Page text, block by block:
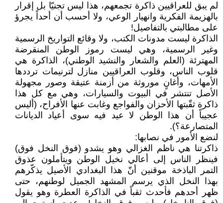
لم يبق للعراقيين ذاكرة تجمعهم، هذا ليس تجنيّا بل إقرار
بالهزيمة الفكرية وانهيار الوعي، ولا أحسب أن أحداً يجرؤ
على مطالبتي بالتفاصيل!
الذاكرة ليست مدونات الكتب، ولا وقائع التواريخ الرسمية
وغير الرسمية، وهي ليست رموز الوطن المنقرضة
المهترئة (العلم والشعار والنشيد الوطني)، الذاكرة هي
قلوب الناس، وقلوب العراقيين منازل لترنيمات ترددها
الأمهات، وأغانٍ موروثة من أزمنة عتيقة وصور مجهولة
الأصل تنتشر في البيوت والسيارات، وهي مع كل هذا
ذاكرة ثقّبتها الأحزان والفواجع وغابت عنها الأفراح، (أليس
عجيباً أن هذا الوطن لا عيد فيه سوى أعياد الديانات
المتصارعة؟).
لنضع الأمور في نصابها:
ذاكرتنا هي ناظم الغزالي وهو يشدو (فوق النخل فوق)
فينظر الناس إلى أعالي نخيل الوطن ويتأملون عذوق
التمر الباذخة موقنين أنّ هذا البغدادي الأصيل يذكّرهم
بهذا النخل الذي يرسم المشهد الجميل لوطنهم، حتى
ظهر أحدهم فأحدث ثقباً في الذاكرة العطرة وهو يقول